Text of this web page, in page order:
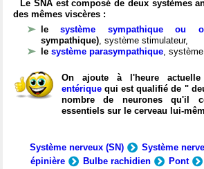
Le SNA est composé de deux systèmes
des mêmes viscères :
lesystème sympathique ou
sympathique), système stimulateur,
le système parasympathique,
On ajoute à l'heure
entérique qui est qualifié de "
nombre de neurones qu'il
essentiels sur le cerveau lui-
Système nerveux (SN) Système
épinière
Bulbe rachidien Pont